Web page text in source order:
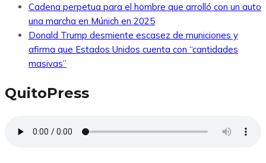
Cadena perpetua para el hombre que arrolló con un auto
una marcha en Múnich en 2025
Donald Trump desmiente escasez de municiones y
afirma que Estados Unidos cuenta con “cantidades
masivas”
QuitoPress